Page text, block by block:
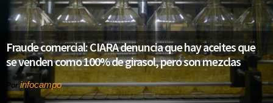
Fraude comercial: CIARA denuncia que hay aceites que
se venden como 100% de girasol, pero son mezclas
Por infocampo